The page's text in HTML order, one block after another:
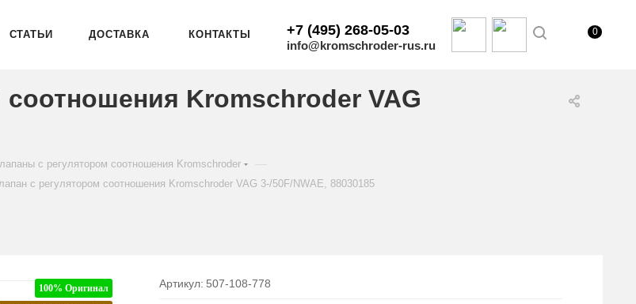
СТАТЬИ ДОСТАВКА КОНТАКТЫ +7 (495) 268-05-03
info@kromschroder-rus.ru
0
Kromschroder VAG
с регулятором соотношения Kromschroder
с регулятором соотношения Kromschroder VAG 3-/50F/NWAE, 88030185
100% Оригинал
Артикул: 507-108-778